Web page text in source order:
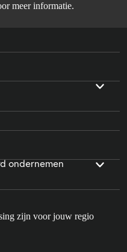
meer informatie.
ondernemen
zijn voor jouw regio